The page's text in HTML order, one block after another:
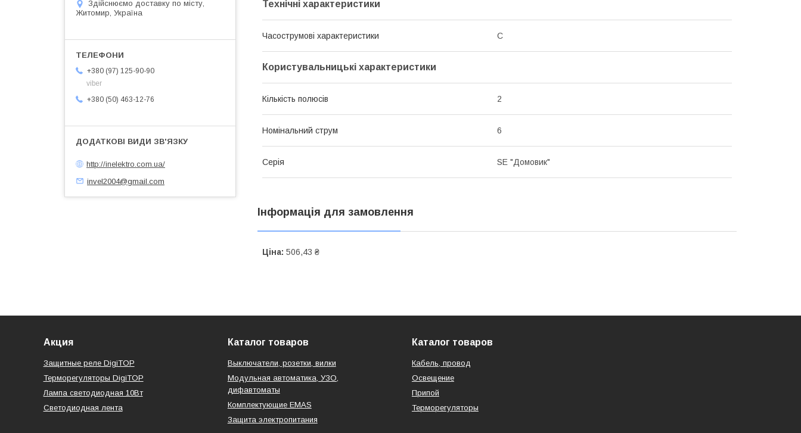
Технічні характеристики
Часострумові характеристики C
Користувальницькі характеристики
Кількість полюсів 2
Номінальний струм 6
Серія SE "Домовик"
Інформація для замовлення
Ціна: 506,43 ₴
Здійснюємо доставку по місту,
Житомир, Україна
+380 (97) 125-90-90
viber
+380 (50) 463-12-76
http://inelektro.com.ua/
invel2004@gmail.com
Акция
Защитные реле DigiTOP
Терморегуляторы DigiTOP
Лампа светодиодная 10Вт
Светодиодная лента
Каталог товаров
Выключатели, розетки, вилки
Модульная автоматика, УЗО,
дифавтоматы
Комплектующие EMAS
Защита электропитания
Каталог товаров
Кабель, провод
Освещение
Припой
Терморегуляторы